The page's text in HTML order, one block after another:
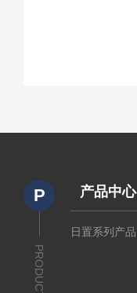
P
PRODUCTS
产品中心
日置系列产品